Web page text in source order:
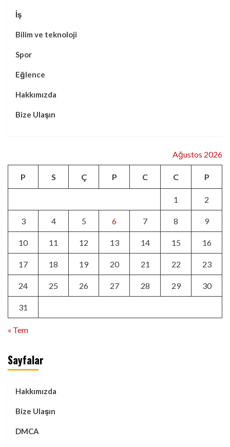
İş
Bilim ve teknoloji
Spor
Eğlence
Hakkımızda
Bize Ulaşın
Ağustos 2026
P S Ç P C C P
1 2
3 4 5 6 7 8 9
10 11 12 13 14 15 16
17 18 19 20 21 22 23
24 25 26 27 28 29 30
31
« Tem
Sayfalar
Hakkımızda
Bize Ulaşın
DMCA